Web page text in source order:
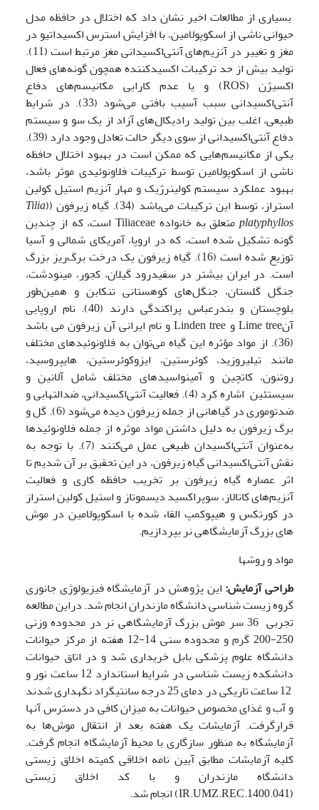
بسیاری از مطالعات اخیر نشان داد که اختلال در حافظه مدل
حیوانی ناشی از اسکوپولامین، با افزایش استرس اکسیداتیو در
مغز و تغییر در آنزیم‌های آنتی‌اکسیدانی مغز مرتبط است (11).
تولید بیش از حد ترکیبات اکسیدکننده همچون گونه‌های فعال
اکسیژن (ROS) و یا عدم کارایی مکانیسم‌های دفاع
آنتی‌اکسیدانی سبب آسیب بافتی می‌شود (33). در شرایط
طبیعی، اغلب بین تولید رادیکال‌های آزاد از یک سو و سیستم
دفاع آنتی‌اکسیدانی از سوی دیگر حالت تعادل وجود دارد (39).
یکی از مکانیسم‌هایی که ممکن است در بهبود اختلال حافظه
ناشی از اسکوپولامین توسط ترکیبات فلاونوئیدی موثر باشد،
بهبود عملکرد سیستم کولینرژیک و مهار آنزیم استیل کولین
استراز، توسط این ترکیبات می‌باشد (34). گیاه زیرفون ((
Tilia
platyphyllos
متعلق به خانواده Tiliaceae است، که از چندین
گونه تشکیل شده است، که در اروپا، آمریکای شمالی و آسیا
توزیع شده است (16). گیاه زیرفون یک درخت برگ‌ریز بزرگ
است. در ایران بیشتر در سفید­رود گیلان، کجور، مینودشت،
جنگل گلستان، جنگل‌های کوهستانی تنکابن و همین‌طور
بلوچستان و بندرعباس پراکندگی دارند (40). نام اروپایی
آنLime tree و Linden tree و نام ایرانی آن زیرفون می باشد
(36). از مواد مؤثره این گیاه می‌توان به فلاونوئیدهای مختلف
مانند تیلیروزید، کوئرستین، ایزوکوئرستین، هایپروسید،
روتنون، کاتچین و آمینواسیدهای مختلف شامل آلانین و
سیستئین اشاره کرد (4). فعالیت آنتی‌اکسیدانی، ضدالتهابی و
ضدتوموری در گیاهانی از جمله زیرفون دیده می‌شود (6). گل و
برگ زیرفون به دلیل داشتن مواد موثره از جمله فلاونوئیدها
به‌عنوان آنتی‌اکسیدان طبیعی عمل می‌کنند (7). با توجه به
نقش آنتی‌اکسیدانی گیاه زیرفون، در این تحقیق بر آن شدیم تا
اثر عصاره گیاه زیرفون بر تخریب حافظه کاری و فعالیت
آنزیم‌های کاتالاز، سوپراکسید دیسموتاز و استیل کولین استراز
در کورتکس و هیپوکمپ القاء شده با اسکوپولامین در موش
های بزرگ آزمایشگاهی نر بپردازیم.
مواد و روشها
طراحی آزمایش: این پژوهش در آزمایشگاه فیزیولوژی جانوری
گروه زیست شناسی دانشگاه مازندران انجام شد. دراین مطالعه
تجربی 36 سر موش بزرگ آزمایشگاهی نر در محدوده وزنی
250-200 گرم و محدوده سنی 14-12 هفته از مرکز حیوانات
دانشگاه علوم پزشکی بابل خریداری شد و در اتاق حیوانات
دانشکده زیست شناسی در شرایط استاندارد 12 ساعت نور و
12 ساعت تاریکی در دمای 25 درجه سانتیگراد نگه­داری شدند
و آب و غذای مخصوص حیوانات به میزان کافی در دسترس آنها
قرارگرفت. آزمایشات یک هفته بعد از انتقال موش‌ها به
آزمایشگاه به منظور سازگاری با محیط آزمایشگاه انجام گرفت.
کلیه آزمایشات مطابق آیین نامه اخلاقی کمیته اخلاق زیستی
دانشگاه مازندران و با کد اخلاق زیستی
(IR.UMZ.REC.1400.041) انجام شد.